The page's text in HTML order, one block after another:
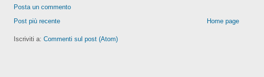
Posta un commento
Post più recente
Home page
Iscriviti a: Commenti sul post (Atom)